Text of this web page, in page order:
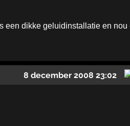
dikke geluidinstallatie en
8 december 2008 23:02